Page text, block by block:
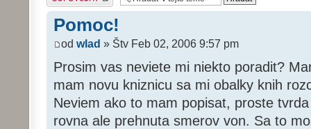
Pomoc!
od wlad » Štv Feb 02, 2006 9:57 pm
Prosim vas neviete mi niekto poradit?
mam novu kniznicu sa mi obalky knih
Neviem ako to mam popisat, proste
rovna ale prehnuta smerov von. Sa to